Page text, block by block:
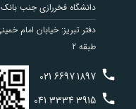
دانشگاه فخررازی جنب بانک
دفتر تبریز: خیابان امام
طبقه 2
021 66971897
041 33343915